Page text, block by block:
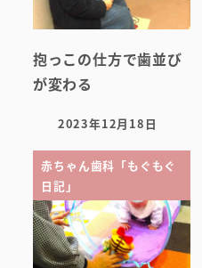
抱っこの仕方で歯並び
が変わる
投稿日
2023年12月18日
赤ちゃん歯科「もぐもぐ
日記」